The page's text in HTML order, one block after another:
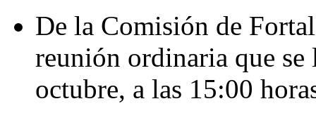
De la Comisión de
reunión ordinaria que se
octubre, a las 15:00